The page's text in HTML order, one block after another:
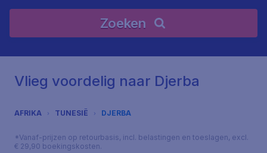
Zoeken
Vlieg voordelig naar Djerba
AFRIKA TUNESIË DJERBA
*Vanaf-prijzen op retourbasis, incl. belastingen en toeslagen, excl.
€ 29,90 boekingskosten.